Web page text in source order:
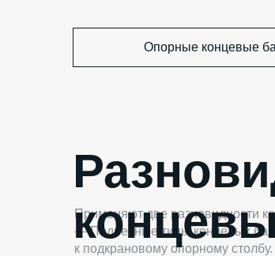
Опорные концевые
Применяют две разновидности
— Подвесные типы концевых
к подкрановому опорному столбу.